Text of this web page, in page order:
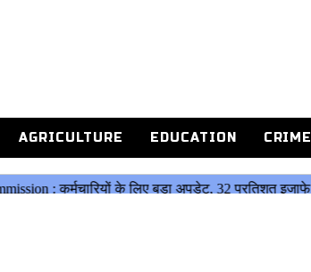
AGRICULTURE EDUCATION CRIME